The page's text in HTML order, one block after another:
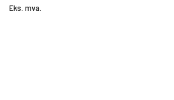
Eks. mva.